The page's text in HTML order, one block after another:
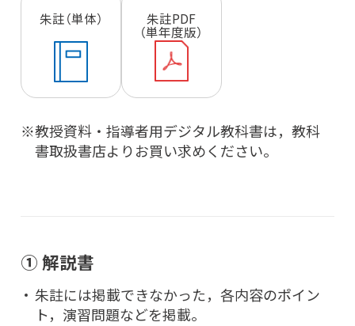
朱註（単体） 朱註PDF
（単年度版）
教授資料・指導者用デジタル教科書は，教科
書取扱書店よりお買い求めください。
① 解説書
朱註には掲載できなかった，各内容のポイン
ト，演習問題などを掲載。